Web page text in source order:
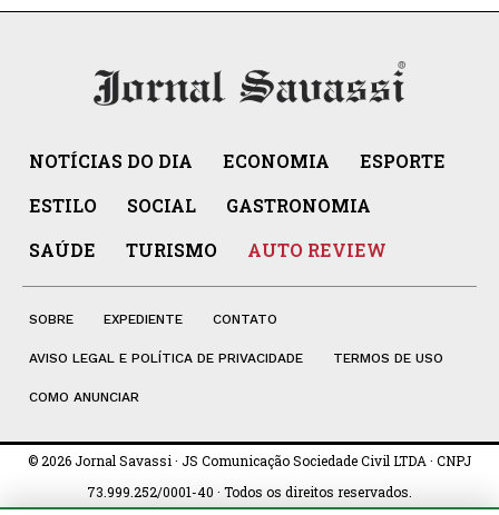
NOTÍCIAS DO DIA ECONOMIA
ESPORTE
ESTILO
SOCIAL
GASTRONOMIA
SAÚDE
TURISMO AUTO REVIEW
SOBRE EXPEDIENTE CONTATO
AVISO LEGAL E POLÍTICA DE PRIVACIDADE TERMOS DE USO
COMO ANUNCIAR
© 2026 Jornal Savassi · JS Comunicação Sociedade Civil LTDA · CNPJ
73.999.252/0001-40 · Todos os direitos reservados.